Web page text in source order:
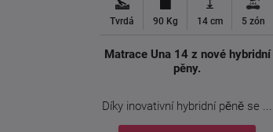
Tvrdá 90 Kg 14 cm 5 zón
Matrace Una 14 z nové hybridní
pěny.
Díky inovativní hybridní pěně se ...